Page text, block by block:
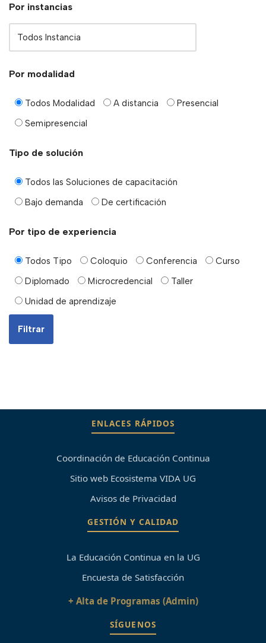
Por instancias
Por modalidad
Todos Modalidad A distancia
Presencial
Semipresencial
Tipo de solución
Todos las Soluciones de capacitación
Bajo demanda
De certificación
Por tipo de experiencia
Todos Tipo Coloquio Conferencia
Curso
Diplomado
Microcredencial
Taller
Unidad de aprendizaje
ENLACES RÁPIDOS
Coordinación de Educación Continua
Sitio web Ecosistema VIDA UG
Avisos de Privacidad
GESTIÓN Y CALIDAD
La Educación Continua en la UG
Encuesta de Satisfacción
+ Alta de Programas (Admin)
SÍGUENOS